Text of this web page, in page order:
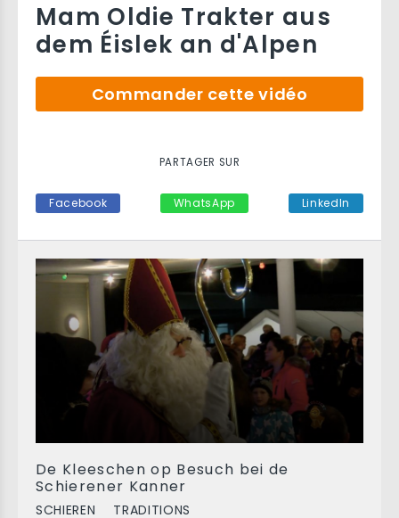
De Kleeschen op Besuch bei de
Schierener Kanner
SCHIEREN TRADITIONS
Mam Oldie Trakter aus
dem Éislek an d'Alpen
Commander cette vidéo
PARTAGER SUR
Facebook WhatsApp LinkedIn